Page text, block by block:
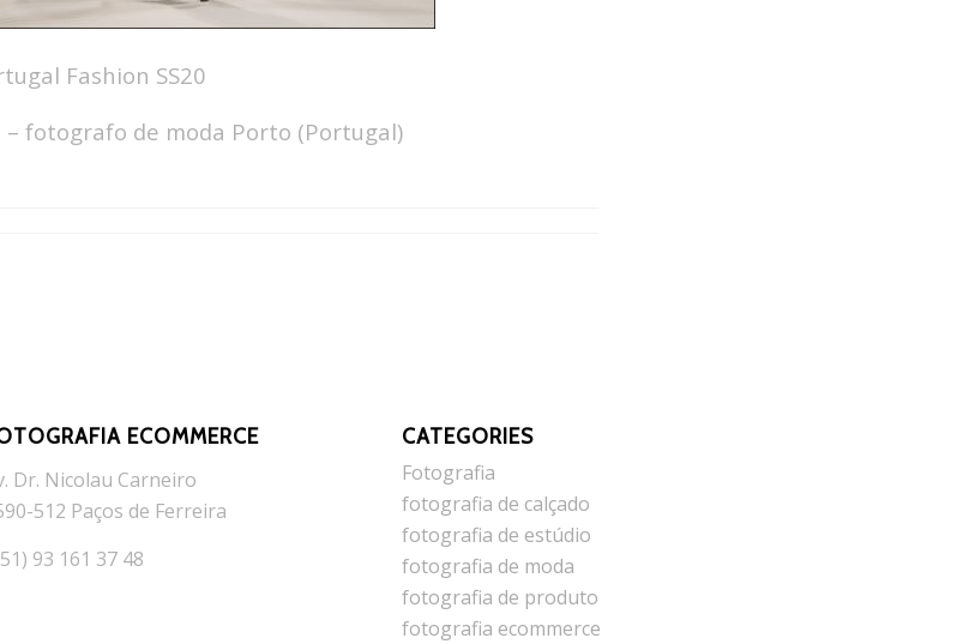
Fashion SS20
fotografo de moda Porto (Portugal)
ECOMMERCE
Dr. Nicolau Carneiro
512 Paços de Ferreira
93 161 37 48
CATEGORIES
Fotografia
fotografia de calçado
fotografia de estúdio
fotografia de moda
fotografia de produto
fotografia ecommerce